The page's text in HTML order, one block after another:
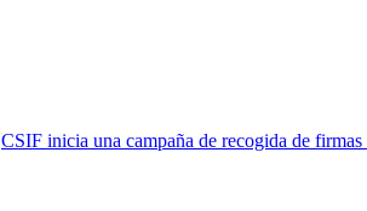
CSIF inicia una campaña de recogida de